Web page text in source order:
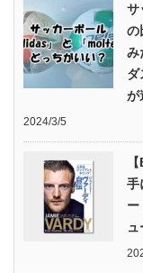
サ
の
み
ダ
が
2024/3/5
手
ー
ュ